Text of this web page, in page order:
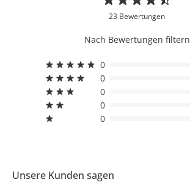
23 Bewertungen
Nach Bewertungen filtern
0
0
0
0
0
Unsere Kunden sagen